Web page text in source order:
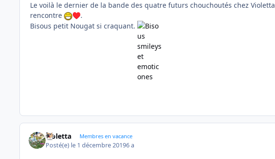
Le voilà le dernier de la bande des quatre futurs chouchoutés chez Violetta
rencontre
♥️.
Bisous petit Nougat si craquant.
violetta Membres en vacance
Posté(e) le 1 décembre 20196 a